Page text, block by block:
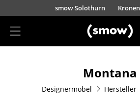
Direkt zum Inhaltsmow Solothurn
Esszimmerstühle
Montana
Designermöbel Hersteller